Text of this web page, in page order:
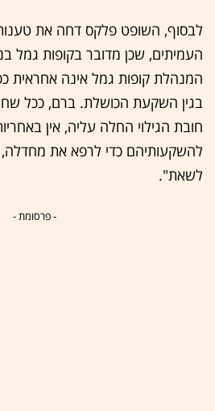
לבסוף, השופט פלקס דחה את
העמיתים, שכן מדובר בקופות גמל
המנהלת קופות גמל אינה אחראית
בגין השקעת הכושלת. ברם, ככל
חובת הגילוי החלה עליה, אין
להשקעותיהם כדי לרפא את מחדלה,
לשאת".
- פרסומת -